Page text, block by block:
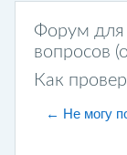
Форум для
вопросов
Как
← Не могу